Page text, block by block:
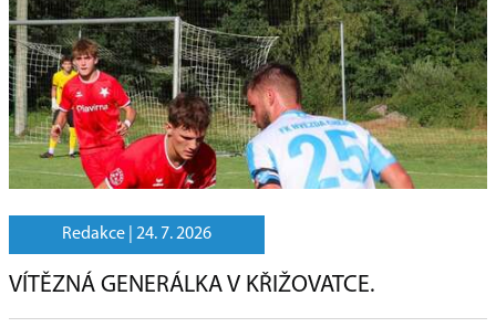
Redakce | 24. 7. 2026
VÍTĚZNÁ GENERÁLKA V KŘIŽOVATCE.